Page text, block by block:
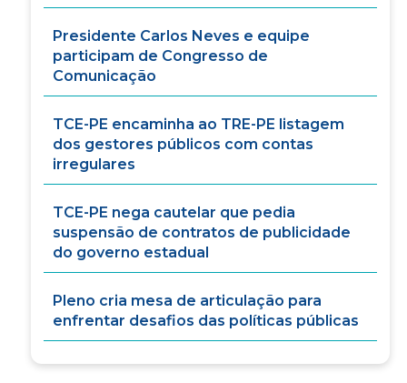
Presidente Carlos Neves e equipe
participam de Congresso de
Comunicação
TCE-PE encaminha ao TRE-PE listagem
dos gestores públicos com contas
irregulares
TCE-PE nega cautelar que pedia
suspensão de contratos de publicidade
do governo estadual
Pleno cria mesa de articulação para
enfrentar desafios das políticas públicas